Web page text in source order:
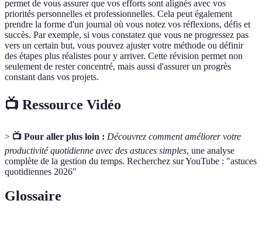
permet de vous assurer que vos efforts sont alignés avec vos
priorités personnelles et professionnelles. Cela peut également
prendre la forme d'un journal où vous notez vos réflexions, défis et
succès. Par exemple, si vous constatez que vous ne progressez pas
vers un certain but, vous pouvez ajuster votre méthode ou définir
des étapes plus réalistes pour y arriver. Cette révision permet non
seulement de rester concentré, mais aussi d'assurer un progrès
constant dans vos projets.
📺 Ressource Vidéo
> 📺 Pour aller plus loin : Découvrez comment améliorer votre
productivité quotidienne avec des astuces simples, une analyse
complète de la gestion du temps. Recherchez sur YouTube : "astuces
quotidiennes 2026"
Glossaire